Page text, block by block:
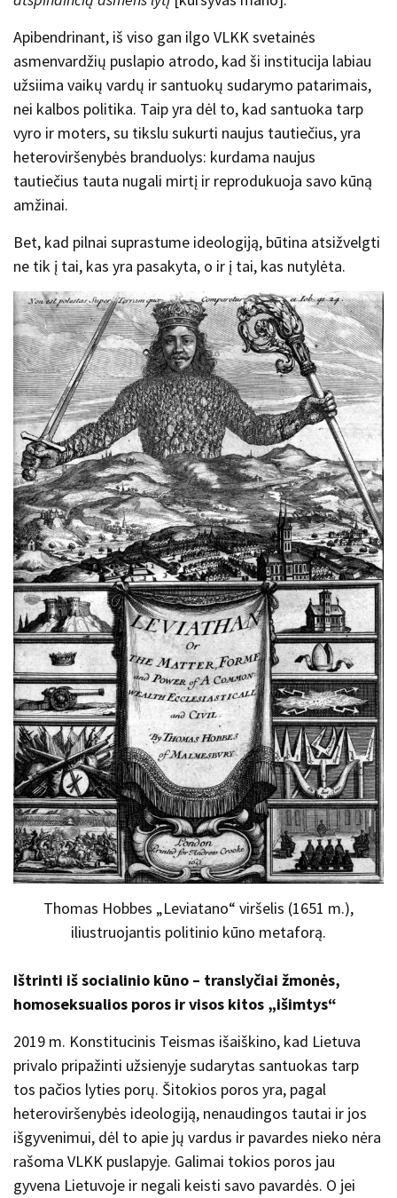
Apibendrinant, iš viso gan ilgo VLKK svetainės
asmenvardžių puslapio atrodo, kad ši institucija labiau
užsiima vaikų vardų ir santuokų sudarymo patarimais,
nei kalbos politika. Taip yra dėl to, kad santuoka tarp
vyro ir moters, su tikslu sukurti naujus tautiečius, yra
heteroviršenybės branduolys: kurdama naujus
tautiečius tauta nugali mirtį ir reprodukuoja savo kūną
amžinai.
Bet, kad pilnai suprastume ideologiją, būtina atsižvelgti
ne tik į tai, kas yra pasakyta, o ir į tai, kas nutylėta.
Thomas Hobbes „Leviatano“ viršelis (1651 m.),
iliustruojantis politinio kūno metaforą.
Ištrinti iš socialinio kūno – translyčiai žmonės,
homoseksualios poros ir visos kitos „išimtys“
2019 m. Konstitucinis Teismas išaiškino, kad Lietuva
privalo pripažinti užsienyje sudarytas santuokas tarp
tos pačios lyties porų. Šitokios poros yra, pagal
heteroviršenybės ideologiją, nenaudingos tautai ir jos
išgyvenimui, dėl to apie jų vardus ir pavardes nieko nėra
rašoma VLKK puslapyje. Galimai tokios poros jau
gyvena Lietuvoje ir negali keisti savo pavardės. O jei